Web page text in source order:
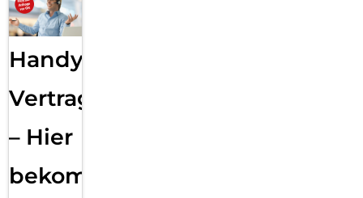
Handy
Vertragsabwicklung
– Hier
bekommst